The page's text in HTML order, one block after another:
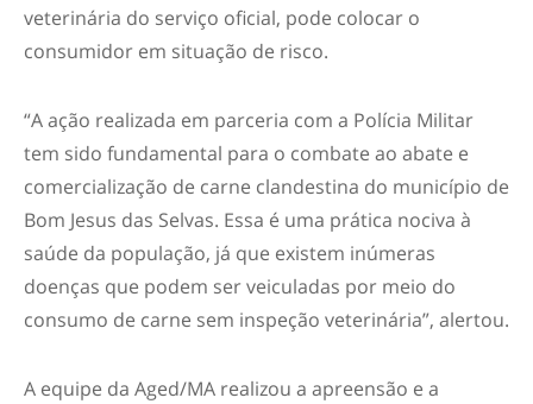
veterinária do serviço oficial, pode colocar o
consumidor em situação de risco.
“A ação realizada em parceria com a Polícia Militar
tem sido fundamental para o combate ao abate e
comercialização de carne clandestina do município de
Bom Jesus das Selvas. Essa é uma prática nociva à
saúde da população, já que existem inúmeras
doenças que podem ser veiculadas por meio do
consumo de carne sem inspeção veterinária”, alertou.
A equipe da Aged/MA realizou a apreensão e a